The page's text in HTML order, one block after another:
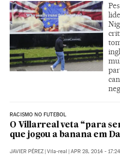
RACISMO NO FUTEBOL
O Villarreal veta “para
que jogou a banana em
JAVIER PÉREZ | Vila-real | APR 28, 2014 - 17:24